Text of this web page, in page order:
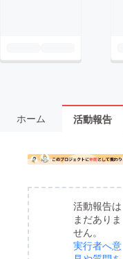
ホーム 活動報告
活動報告は
まだありま
せん。
実行者へ意